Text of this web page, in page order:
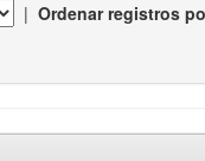
| Ordenar registros